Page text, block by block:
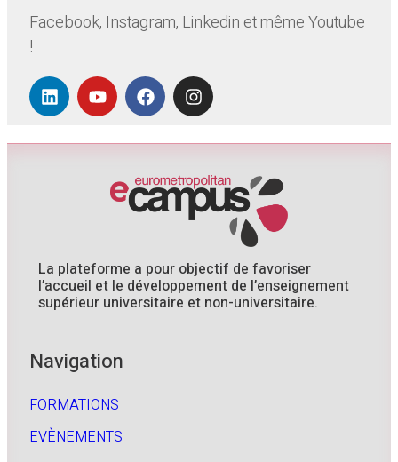
Facebook, Instagram, Linkedin et même Youtube
!
La plateforme a pour objectif de favoriser
l’accueil et le développement de l’enseignement
supérieur universitaire et non-universitaire.
Navigation
FORMATIONS
EVÈNEMENTS